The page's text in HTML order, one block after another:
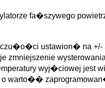
fa�szywego
ustawion� na
wyj�ciowej
o warto��